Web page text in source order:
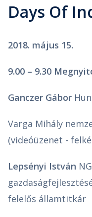
Days Of
2018. május 15.
9.00 – 9.30
Ganczer Gábor
Varga Mihály
(videóüzenet -
Lepsényi István
felelős államtitkár